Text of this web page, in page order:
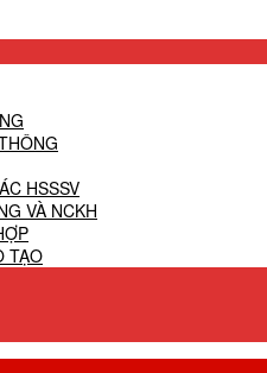
HSSSV
VÀ NCKH
TẠO